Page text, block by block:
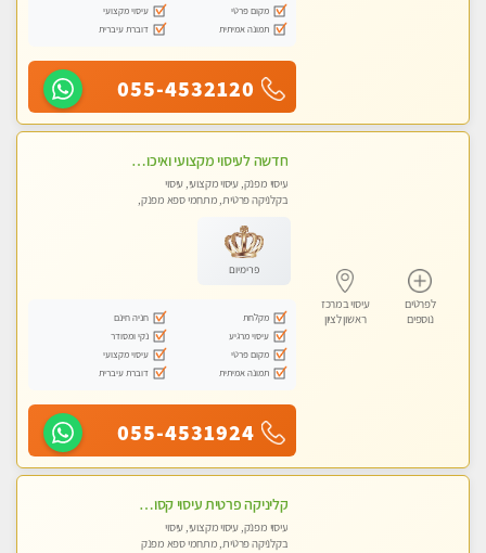
מקום פרטי
עיסוי מקצועי
תמונה אמיתית
דוברת עיברית
055-4532120
לפרטים
נוספים
עיסוי במרכז
ראשון לציון
חדשה לעיסוי מקצועי ואיכותי מומלץ מאוד!! ממתינה לך שתגיע בוא ותבין מזה עיסוי מפנק …
עיסוי מפנק, עיסוי מקצועי, עיסוי
בקלניקה פרטית, מתחמי ספא מפנק,
פרימיום
מקלחת
חניה חינם
עיסוי מרגיע
נקי ומסודר
מקום פרטי
עיסוי מקצועי
תמונה אמיתית
דוברת עיברית
055-4531924
קליניקה פרטית עיסוי קסום איכותי ומרגיע מידי זהב עיסוי שבדי קלאסי ורפלקסולוגיה שרות מקצועי טל-052-4818650
עיסוי מפנק, עיסוי מקצועי, עיסוי
בקלניקה פרטית, מתחמי ספא מפנק